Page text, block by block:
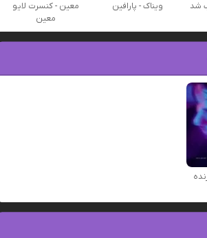
شد ویناک - پارافین
معین - کنسرت لایو
معین